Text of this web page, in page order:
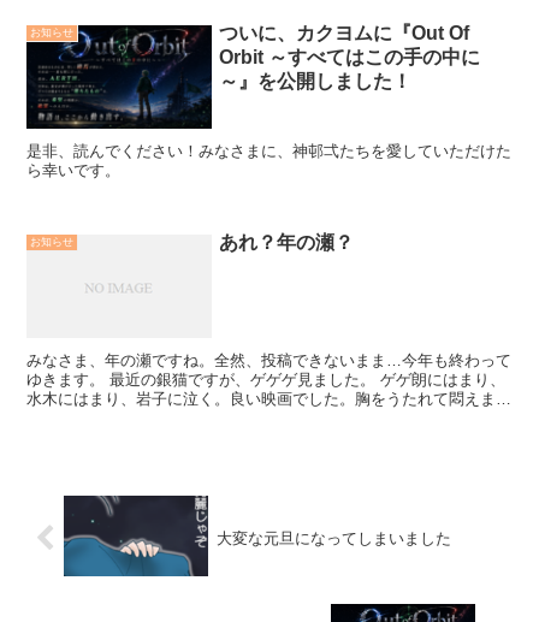
お知らせ
ついに、カクヨムに『Out Of
Orbit ～すべてはこの手の中に
～』を公開しました！
是非、読んでください！みなさまに、神邨弌たちを愛していただけた
ら幸いです。
お知らせ あれ？年の瀬？
みなさま、年の瀬ですね。全然、投稿できないまま…今年も終わって
ゆきます。 最近の銀猫ですが、ゲゲゲ見ました。 ゲゲ朗にはまり、
水木にはまり、岩子に泣く。良い映画でした。胸をうたれて悶えまし
大変な元旦になってしまいました